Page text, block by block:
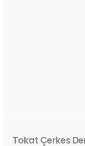
Tokat Çerkes